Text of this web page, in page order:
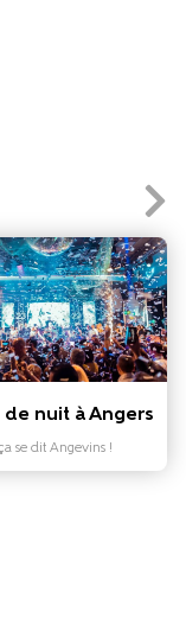
de nuit à Angers
se dit Angevins !